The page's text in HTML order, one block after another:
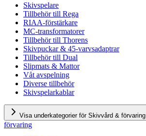
Skivspelare
Tillbehör till Rega
RIAA-förstärkare
MC-transformatorer
Tillbehör till Thorens
Skivpuckar & 45-varvsadaptrar
Tillbehör till Dual
Slipmats & Mattor
Våt avspelning
Diverse tillbehör
Skivspelarkablar
Visa underkategorier för Skivvård & förvaring
förvaring